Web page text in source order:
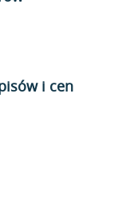
i cen